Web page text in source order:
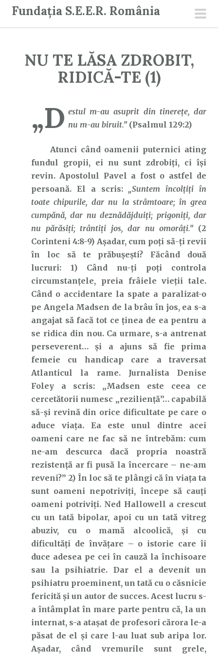
Fundația S.E.E.R. România
NU TE LĂSA ZDROBIT,
RIDICĂ-TE (1)
„D estul m-au asuprit din tinereţe, dar
nu m-au biruit.” (Psalmul 129:2)
Atunci când oamenii puternici ating
fundul gropii, ei nu sunt zdrobiți, ci își
revin. Apostolul Pavel a fost o astfel de
persoană. El a scris: „Suntem încolţiţi în
toate chipurile, dar nu la strâmtoare; în grea
cumpănă, dar nu deznădăjduiţi; prigoniţi, dar
nu părăsiţi; trântiţi jos, dar nu omorâţi.” (2
Corinteni 4:8-9) Așadar, cum poți să-ți revii
în loc să te prăbușești? Făcând două
lucruri: 1) Când nu-ți poți controla
circumstanțele, preia frâiele vieții tale.
Când o accidentare la spate a paralizat-o
pe Angela Madsen de la brâu în jos, ea s-a
angajat să facă tot ce ținea de ea pentru a
se ridica din nou. Ca urmare, s-a antrenat
perseverent… și a ajuns să fie prima
femeie cu handicap care a traversat
Atlanticul la rame. Jurnalista Denise
Foley a scris: „Madsen este ceea ce
cercetătorii numesc „reziliență”… capabilă
să-și revină din orice dificultate pe care o
aduce viața. Ea este unul dintre acei
oameni care ne fac să ne întrebăm: cum
ne-am descurca dacă propria noastră
rezistență ar fi pusă la încercare – ne-am
reveni?” 2) În loc să te plângi că în viața ta
sunt oameni nepotriviți, începe să cauți
oameni potriviți. Ned Hallowell a crescut
cu un tată bipolar, apoi cu un tată vitreg
abuziv, cu o mamă alcoolică, și cu
dificultăți de învățare – o istorie care îi
duce adesea pe cei în cauză la închisoare
sau la psihiatrie. Dar el a devenit un
psihiatru proeminent, un tată cu o căsnicie
fericită și un autor de succes. Acest lucru s-
a întâmplat în mare parte pentru că, la un
internat, s-a atașat de profesori cărora le-a
păsat de el și care l-au luat sub aripa lor.
Așadar, când vremurile sunt grele,